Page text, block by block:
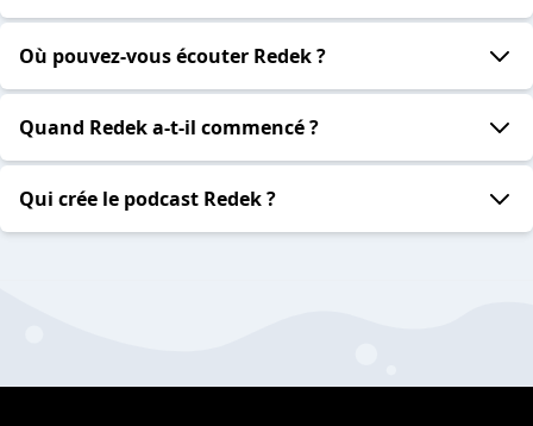
Où pouvez-vous écouter Redek ?
Quand Redek a-t-il commencé ?
Qui crée le podcast Redek ?